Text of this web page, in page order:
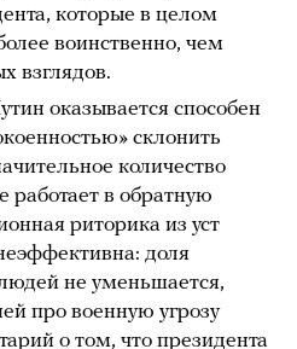
которые в целом
воинственно, чем
взглядов.
оказывается способен
склонить
количество
работает в обратную
риторика из уст
доля
не уменьшается,
про военную угрозу
о том, что президента